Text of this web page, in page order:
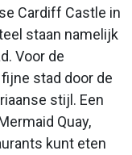
Cardiff Castle in
staan namelijk
Voor de
stad door de
stijl. Een
Quay,
kunt eten